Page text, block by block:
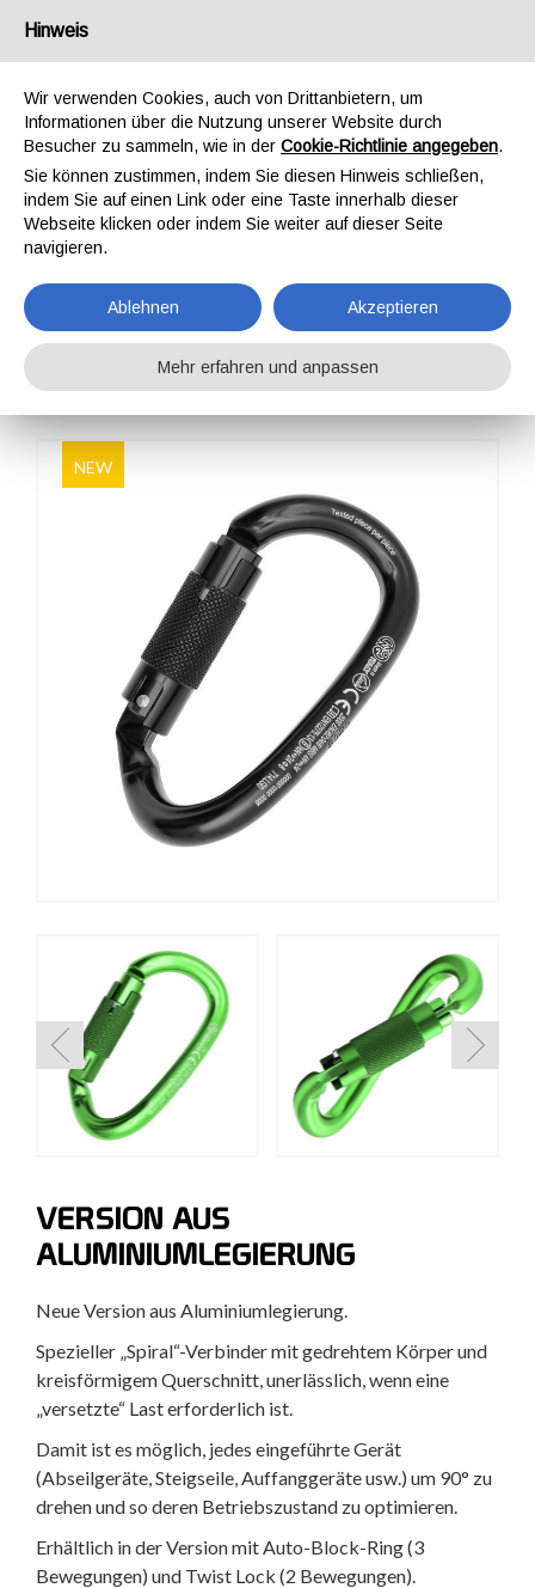
PROFESSIONAL
OVALONE DNA ALU AUTO BLOCK
OVALONE DNA ALU
AUTO BLOCK
NEW
VERSION AUS
ALUMINIUMLEGIERUNG
Neue Version aus Aluminiumlegierung.
Spezieller „Spiral“-Verbinder mit gedrehtem Körper und
kreisförmigem Querschnitt, unerlässlich, wenn eine
„versetzte“ Last erforderlich ist.
Damit ist es möglich, jedes eingeführte Gerät
(Abseilgeräte, Steigseile, Auffanggeräte usw.) um 90° zu
drehen und so deren Betriebszustand zu optimieren.
Erhältlich in der Version mit Auto-Block-Ring (3
Bewegungen) und Twist Lock (2 Bewegungen).
Hinweis
Wir verwenden Cookies, auch von Drittanbietern, um
Informationen über die Nutzung unserer Website durch
Besucher zu sammeln, wie in der Cookie-Richtlinie angegeben.
Sie können zustimmen, indem Sie diesen Hinweis schließen,
indem Sie auf einen Link oder eine Taste innerhalb dieser
Webseite klicken oder indem Sie weiter auf dieser Seite
navigieren.
Ablehnen Akzeptieren
Mehr erfahren und anpassen